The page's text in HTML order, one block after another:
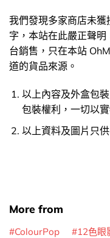
我們發現多家商店未
字，本站在此嚴正聲
台銷售，只在本站
道的貨品來源。
以上內容及外盒包
包裝權利，一切以
以上資料及圖片只
More from
ColourPop 12色眼